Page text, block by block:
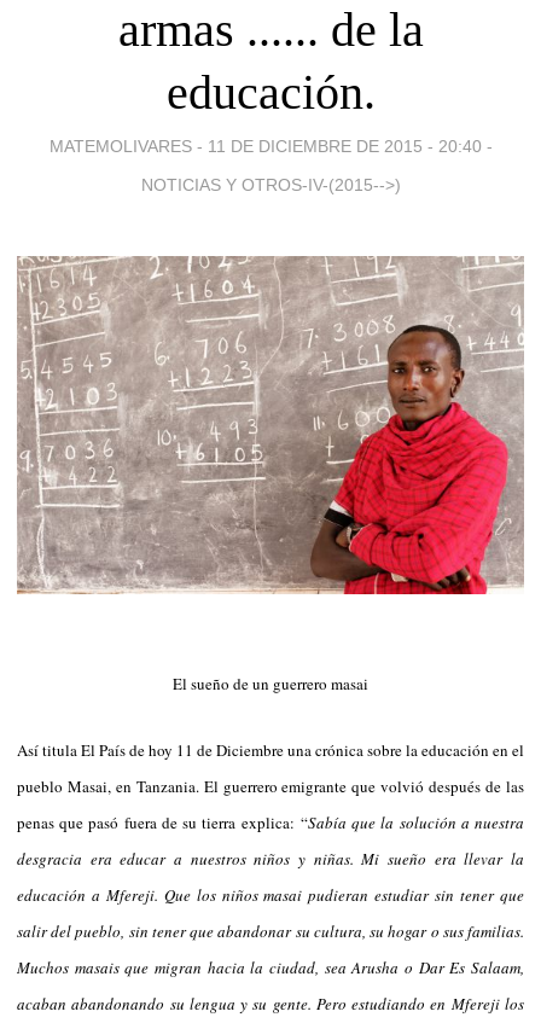
armas ...... de la
educación.
MATEMOLIVARES - 11 DE DICIEMBRE DE 2015 - 20:40 -
NOTICIAS Y OTROS-IV-(2015-->)
El sueño de un guerrero masai
Así titula El País de hoy 11 de Diciembre una crónica sobre la educación en el
pueblo Masai, en Tanzania. El guerrero emigrante que volvió después de las
penas que pasó fuera de su tierra explica: “Sabía que la solución a nuestra
desgracia era educar a nuestros niños y niñas. Mi sueño era llevar la
educación a Mfereji. Que los niños masai pudieran estudiar sin tener que
salir del pueblo, sin tener que abandonar su cultura, su hogar o sus familias.
Muchos masais que migran hacia la ciudad, sea Arusha o Dar Es Salaam,
acaban abandonando su lengua y su gente. Pero estudiando en Mfereji los